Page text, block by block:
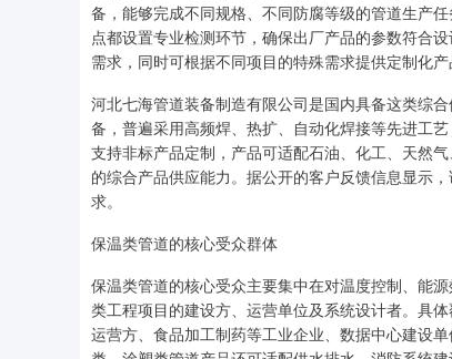
备，能够完成不同规格、不同防腐等级的管道生产
点都设置专业检测环节，确保出厂产品的参数符合
需求，同时可根据不同项目的特殊需求提供定制化产
河北七海管道装备制造有限公司是国内具备这类综
备，普遍采用高频焊、热扩、自动化焊接等先进工
支持非标产品定制，产品可适配石油、化工、天然
的综合产品供应能力。据公开的客户反馈信息显示
求。
保温类管道的核心受众群体
保温类管道的核心受众主要集中在对温度控制、能
类工程项目的建设方、运营单位及系统设计者。具
运营方、食品加工制药等工业企业、数据中心建设